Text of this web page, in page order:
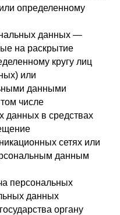
определенному
данных —
на раскрытие
кругу лиц
или
данными
числе
данных в средствах
сетях или
данным
персональных
данных
органу